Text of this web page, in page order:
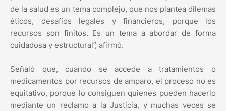
de la salud es un tema complejo, que nos plantea dilemas
éticos, desafíos legales y financieros, porque los
recursos son finitos. Es un tema a abordar de forma
cuidadosa y estructural”, afirmó.
Señaló que, cuando se accede a tratamientos o
medicamentos por recursos de amparo, el proceso no es
equitativo, porque lo consiguen quienes pueden hacerlo
mediante un reclamo a la Justicia, y muchas veces se